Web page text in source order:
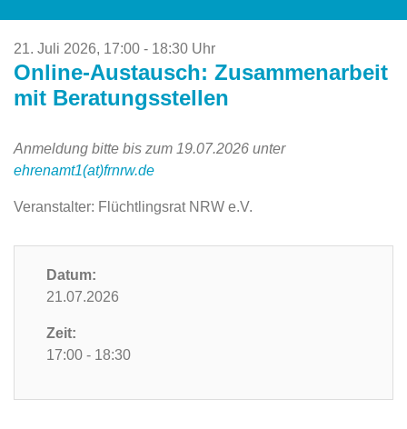
21. Juli 2026, 17:00 - 18:30 Uhr
Online-Austausch: Zusammenarbeit
mit Beratungsstellen
Anmeldung bitte bis zum 19.07.2026 unter
ehrenamt1(at)frnrw.de
Veranstalter: Flüchtlingsrat NRW e.V.
Datum:
21.07.2026
Zeit:
17:00 - 18:30